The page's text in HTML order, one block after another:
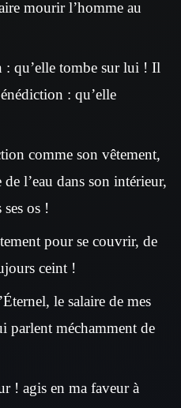
mourir l’homme au
qu’elle tombe sur lui ! Il
: qu’elle
comme son vêtement,
l’eau dans son intérieur,
os !
pour se couvrir, de
ceint !
le salaire de mes
parlent méchamment de
! agis en ma faveur à